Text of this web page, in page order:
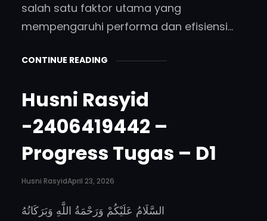
salah satu faktor utama yang
mempengaruhi performa dan efisiensi…
CONTINUE READING
Husni Rasyid
-2406419442 –
Progress Tugas – D1
Husni RasyidApril 23, 2026
السَّلَامُ عَلَيْكُمْ وَرَحْمَةُ اللَّهِ وَبَرَكَاتُهُ